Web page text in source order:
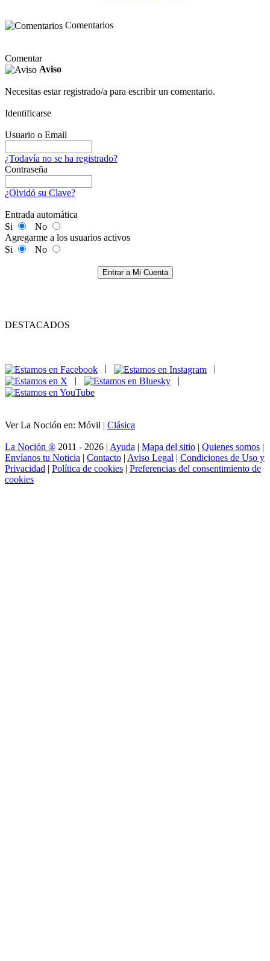
Comentarios
Comentar
Aviso
Necesitas estar registrado/a para escribir un comentario.
Identificarse
Usuario o Email
¿Todavía no se ha registrado?
Contraseña
¿Olvidó su Clave?
Entrada automática
Si
No
Agregarme a los usuarios activos
Si
No
Entrar a Mi Cuenta
DESTACADOS
|
|
Ver La Noción en: Móvil | Clásica
La Noción ® 2011 - 2026 | Ayuda | Mapa del sitio | Quienes somos |
Envíanos tu Noticia | Contacto | Aviso Legal | Condiciones de Uso y
Privacidad | Política de cookies | Preferencias del consentimiento de
cookies